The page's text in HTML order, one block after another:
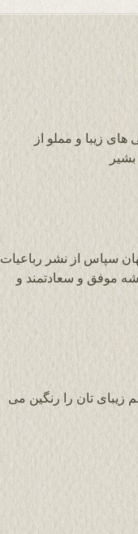
زیبا و مملو از
سپاس از نشر رباعیات
ساعت شما همیشه موفق و سعادتمند و
زیبای تان را رنگین می